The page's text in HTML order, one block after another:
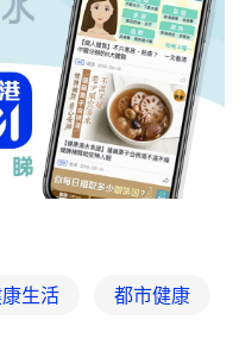
生活 都市健康